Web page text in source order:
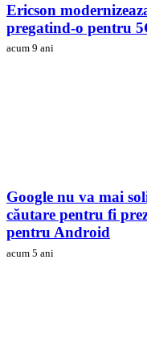
Ericson
pregatind-o pentru
acum 9 ani
Google nu va mai
căutare pentru fi
pentru Android
acum 5 ani